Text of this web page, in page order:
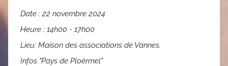
Date :22 novembre 2024
Heure : 14h00 - 17h00
Lieu: Maison des associations de Vannes.
Infos "Pays de Ploërmel"